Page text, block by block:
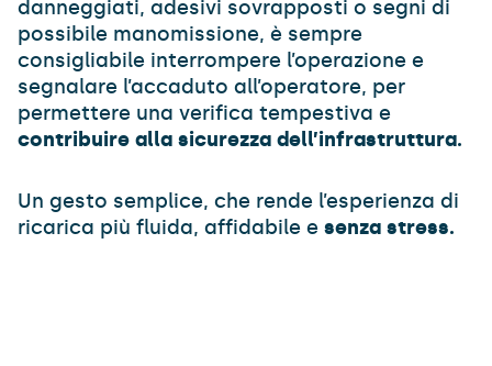
danneggiati, adesivi sovrapposti o segni di
possibile manomissione, è sempre
consigliabile interrompere l’operazione e
segnalare l’accaduto all’operatore, per
permettere una verifica tempestiva e
contribuire alla sicurezza dell’infrastruttura.
Un gesto semplice, che rende l’esperienza di
ricarica più fluida, affidabile e senza stress.